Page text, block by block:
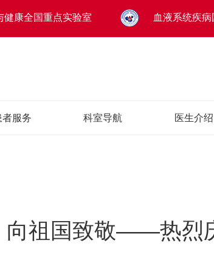
健康全国重点实验室 血液系统疾
者服务 科室导航 医生介绍
向祖国致敬——热烈